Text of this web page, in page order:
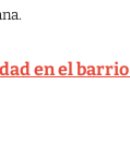
en el barrio